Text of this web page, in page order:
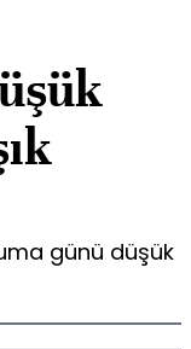
günü düşük